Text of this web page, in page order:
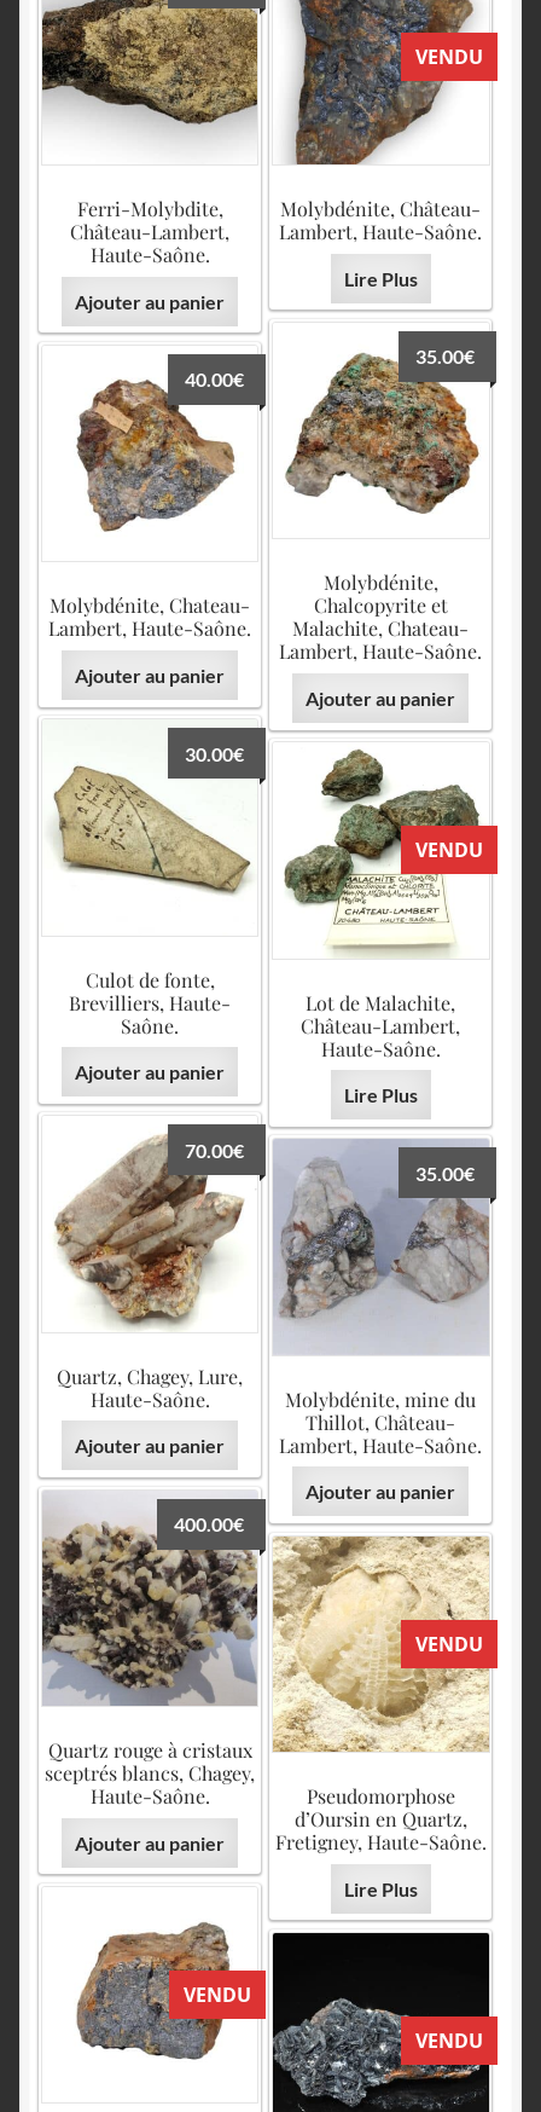
Ferri-Molybdite,
Château-Lambert,
Haute-Saône.
Ajouter au panier
VENDU
Molybdénite, Château-
Lambert, Haute-Saône.
Lire Plus
Molybdénite,
Chalcopyrite et
Malachite, Chateau-
Lambert, Haute-Saône.
35.00€
Ajouter au panier
Molybdénite, Chateau-
Lambert, Haute-Saône.
40.00€
Ajouter au panier
Culot de fonte,
Brevilliers, Haute-
Saône.
30.00€
Ajouter au panier
VENDU
Lot de Malachite,
Château-Lambert,
Haute-Saône.
Lire Plus
Quartz, Chagey, Lure,
Haute-Saône.
70.00€
Ajouter au panier
Molybdénite, mine du
Thillot, Château-
Lambert, Haute-Saône.
35.00€
Ajouter au panier
Quartz rouge à cristaux
sceptrés blancs, Chagey,
Haute-Saône.
400.00€
Ajouter au panier
VENDU
Pseudomorphose
d’Oursin en Quartz,
Fretigney, Haute-Saône.
Lire Plus
VENDU
VENDU